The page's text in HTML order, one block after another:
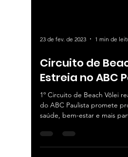
23 de fev. de 2023 1 min de
Circuito de
Estreia no ABC
1º Circuito de Beach Vôlei
do ABC Paulista promete
saúde, bem-estar e mais